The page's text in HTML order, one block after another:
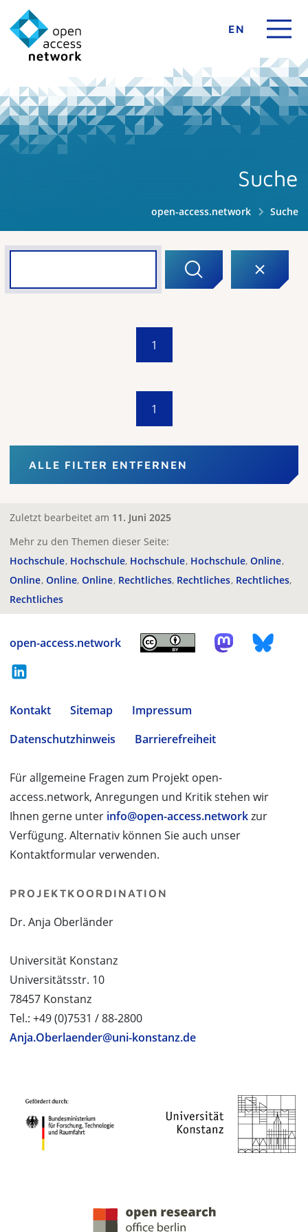
EN
Suche
open-access.network Suche
1
1
ALLE FILTER ENTFERNEN
Zuletzt bearbeitet am 11. Juni 2025
Mehr zu den Themen dieser Seite:
Hochschule Hochschule Hochschule Hochschule Online
Online Online Online Rechtliches Rechtliches Rechtliches
Rechtliches
open-access.network
Kontakt Sitemap
Impressum
Datenschutzhinweis
Barrierefreiheit
Für allgemeine Fragen zum Projekt open-
access.network, Anregungen und Kritik stehen wir
Ihnen gerne unter info@open-access.networkzur
Verfügung. Alternativ können Sie auch unser
Kontaktformular verwenden.
PROJEKTKOORDINATION
Dr. Anja Oberländer
Universität Konstanz
Universitätsstr. 10
78457 Konstanz
Tel.: +49 (0)7531 / 88-2800
Anja.Oberlaender@uni-konstanz.de